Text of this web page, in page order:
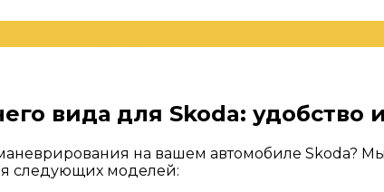
вида для Skoda: удобство
на вашем автомобиле Skoda?
следующих моделей: